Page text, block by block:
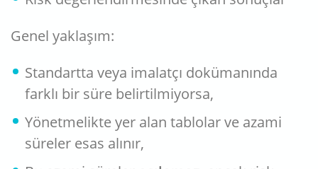
Genel yaklaşım:
Standartta veya imalatçı dokümanında
farklı bir süre belirtilmiyorsa,
Yönetmelikte yer alan tablolar ve azami
süreler esas alınır,